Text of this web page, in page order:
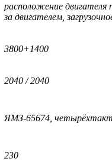
расположение двигателя
за двигателем,
3800+1400
2040 / 2040
ЯМЗ-65674,
230